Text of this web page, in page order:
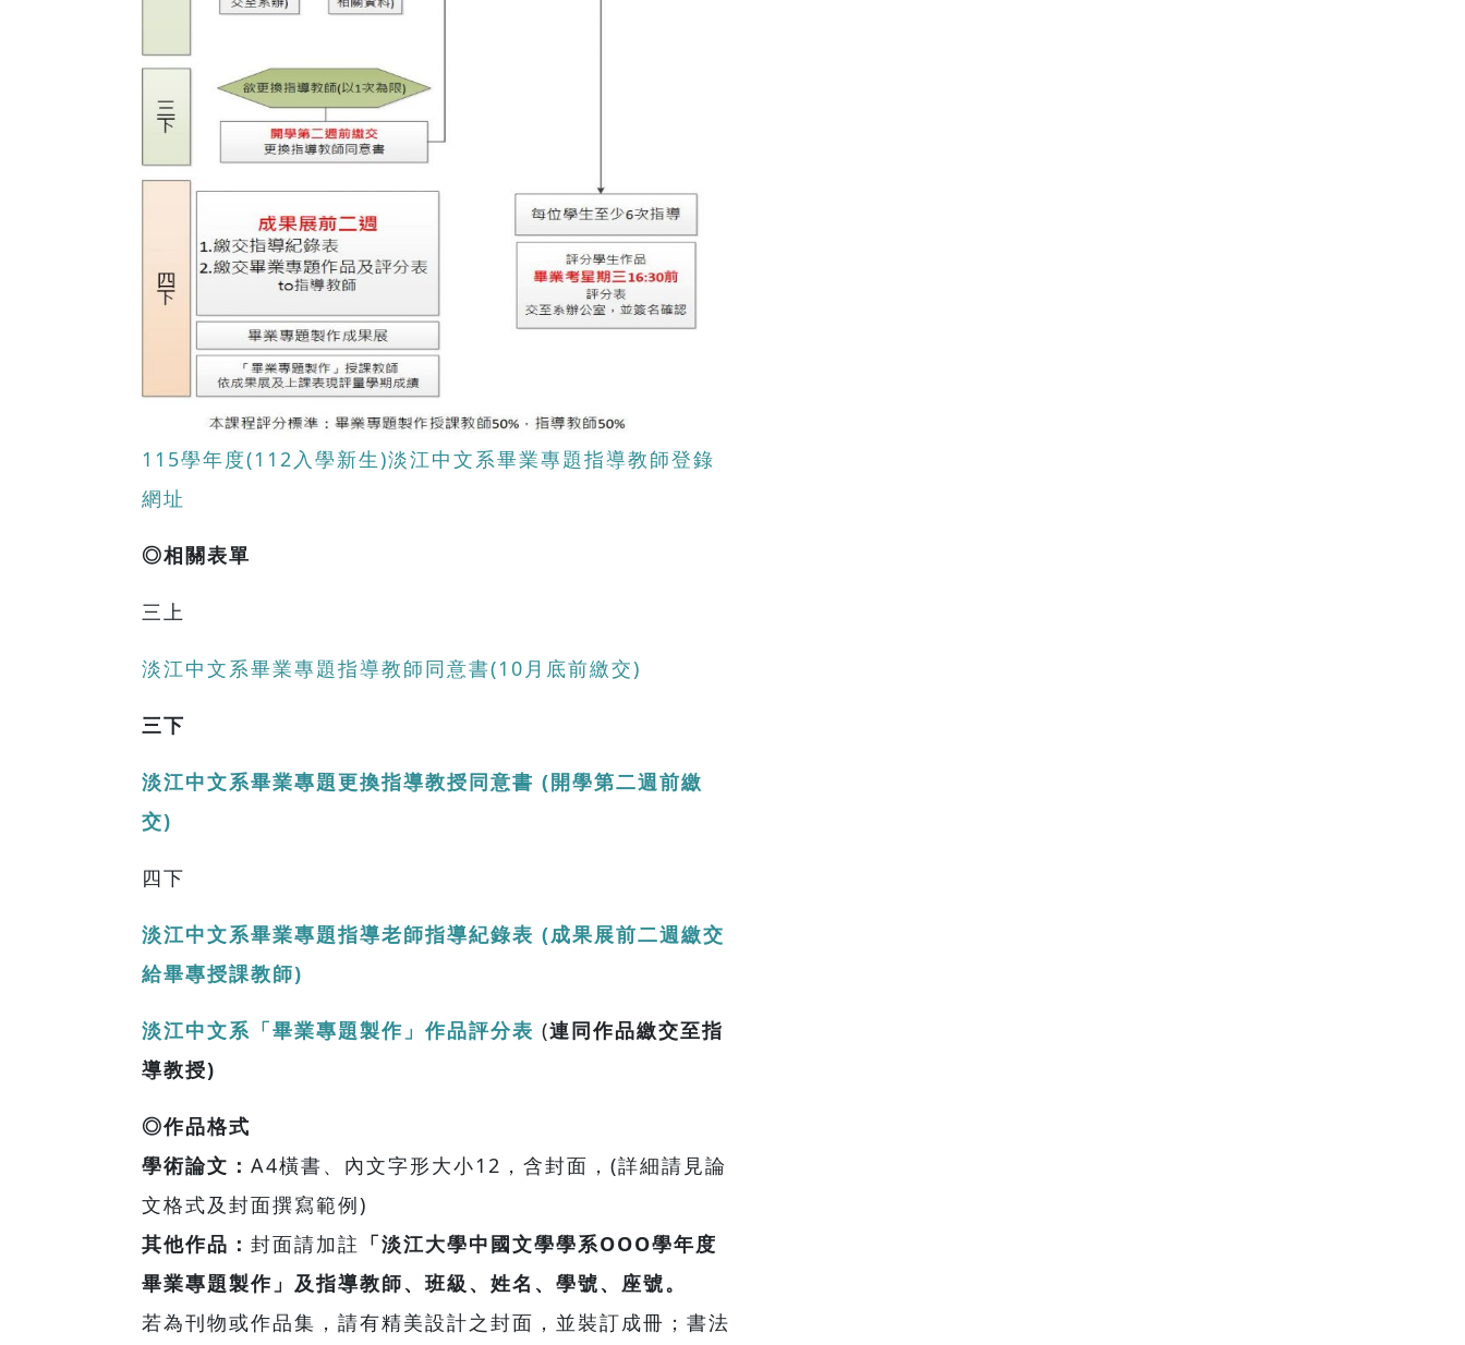
115學年度(112入學新生)淡江中文系畢業專題指導教師登錄
網址
◎相關表單
三上
淡江中文系畢業專題指導教師同意書(10月底前繳交)
三下
淡江中文系畢業專題更換指導教授同意書 (開學第二週前繳
交)
四下
淡江中文系畢業專題指導老師指導紀錄表 (成果展前二週繳交
給畢專授課教師)
淡江中文系「畢業專題製作」作品評分表 (連同作品繳交至指
導教授)
◎作品格式
學術論文： A4橫書、內文字形大小12，含封面，(詳細請見論
文格式及封面撰寫範例)
其他作品： 封面請加註 「淡江大學中國文學學系OOO學年度
畢業專題製作」及指導教師、班級、姓名、學號、座號。
若為刊物或作品集，請有精美設計之封面，並裝訂成冊；書法